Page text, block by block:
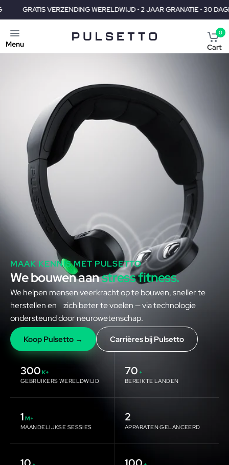
VERZENDING WERELDWIJD • 2 JAAR GRANATIE • 30 DAGEN GELD-
Menu
0
Cart
MAAK KENNIS MET PULSETTO
We bouwen aanstress fitness.
We helpen mensen veerkracht op te bouwen, sneller te
herstellen en zich beter te voelen — via technologie
ondersteund door neurowetenschap.
Koop Pulsetto → Carrières bij Pulsetto
300 K+
GEBRUIKERS WERELDWIJD
70 +
BEREIKTE LANDEN
1 M+
MAANDELIJKSE SESSIES
2
APPARATEN GELANCEERD